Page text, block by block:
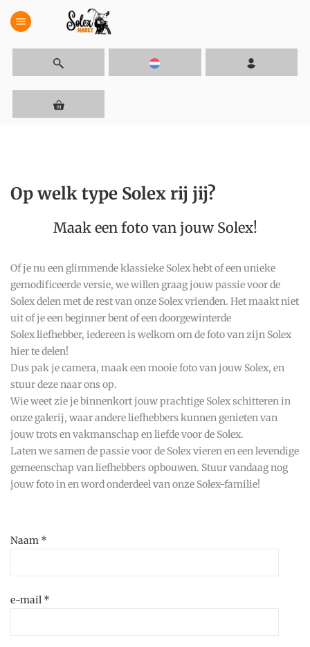
menu
Op welk type Solex rij jij?
Maak een foto van jouw Solex!
Of je nu een glimmende klassieke Solex hebt of een unieke
gemodificeerde versie, we willen graag jouw passie voor de
Solex delen met de rest van onze Solex vrienden. Het maakt niet
uit of je een beginner bent of een doorgewinterde
Solex liefhebber, iedereen is welkom om de foto van zijn Solex
hier te delen!
Dus pak je camera, maak een mooie foto van jouw Solex, en
stuur deze naar ons op.
Wie weet zie je binnenkort jouw prachtige Solex schitteren in
onze galerij, waar andere liefhebbers kunnen genieten van
jouw trots en vakmanschap en liefde voor de Solex.
Laten we samen de passie voor de Solex vieren en een levendige
gemeenschap van liefhebbers opbouwen. Stuur vandaag nog
jouw foto in en word onderdeel van onze Solex-familie!
Naam *
e-mail *